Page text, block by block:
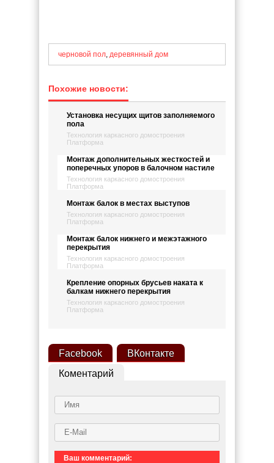
черновой пол, деревянный дом
Похожие новости:
Установка несущих щитов заполняемого
пола
Технология каркасного домостроения
Платформа
Монтаж дополнительных жесткостей и
поперечных упоров в балочном настиле
Технология каркасного домостроения
Платформа
Монтаж балок в местах выступов
Технология каркасного домостроения
Платформа
Монтаж балок нижнего и межэтажного
перекрытия
Технология каркасного домостроения
Платформа
Крепление опорных брусьев наката к
балкам нижнего перекрытия
Технология каркасного домостроения
Платформа
Facebook
ВКонтакте
Коментарий
Ваш комментарий: